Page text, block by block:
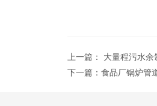
上一篇： 大量程污水
下一篇： 食品厂锅炉管